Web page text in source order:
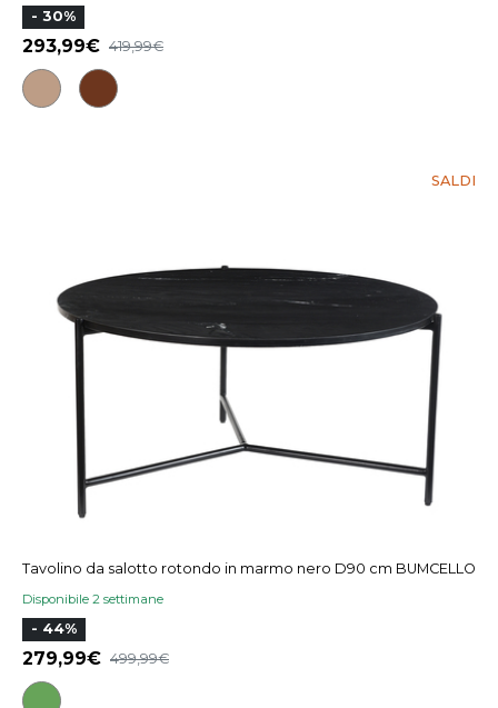
- 30%
293,99 419,99
SALDI
Tavolino da salotto rotondo in marmo nero D90 cm BUMCELLO
Disponibile 2 settimane
- 44%
279,99 499,99